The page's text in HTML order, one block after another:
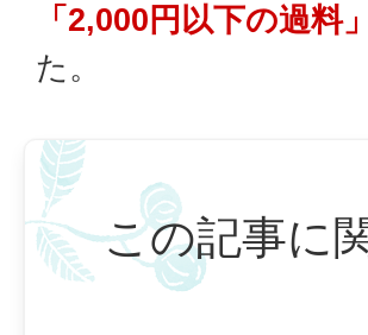
「2,000円以下の過料」
た。
この記事に